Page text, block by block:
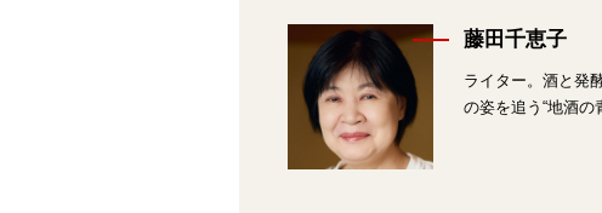
藤田千恵子
ライター。酒と発
の姿を追う“地酒の